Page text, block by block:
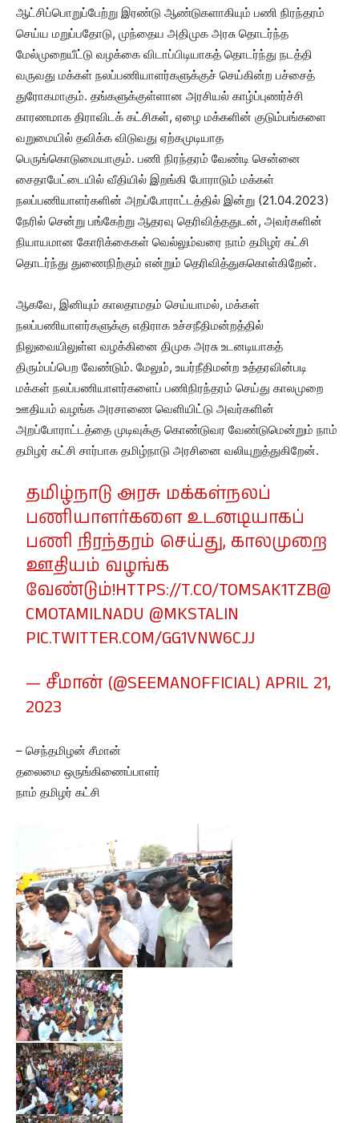
ஆட்சிப்பொறுப்பேற்று இரண்டு ஆண்டுகளாகியும் பணி நிரந்தரம்
செய்ய மறுப்பதோடு, முந்தைய அதிமுக அரசு தொடர்ந்த
மேல்முறையீட்டு வழக்கை விடாப்பிடியாகத் தொடர்ந்து நடத்தி
வருவது மக்கள் நலப்பணியாளர்களுக்குச் செய்கின்ற பச்சைத்
துரோகமாகும். தங்களுக்குள்ளான அரசியல் காழ்ப்புணர்ச்சி
காரணமாக திராவிடக் கட்சிகள், ஏழை மக்களின் குடும்பங்களை
வறுமையில் தவிக்க விடுவது ஏற்கமுடியாத
பெருங்கொடுமையாகும். பணி நிரந்தரம் வேண்டி சென்னை
சைதாபேட்டையில் வீதியில் இறங்கி போராடும் மக்கள்
நலப்பணியாளர்களின் அறப்போராட்டத்தில் இன்று (21.04.2023)
நேரில் சென்று பங்கேற்று ஆதரவு தெரிவித்ததுடன், அவர்களின்
நியாயமான கோரிக்கைகள் வெல்லும்வரை நாம் தமிழர் கட்சி
தொடர்ந்து துணைநிற்கும் என்றும் தெரிவித்துககொள்கிறேன்.
ஆகவே, இனியும் காலதாமதம் செய்யாமல், மக்கள்
நலப்பணியாளர்களுக்கு எதிராக உச்சநீதிமன்றத்தில்
நிலுவையிலுள்ள வழக்கினை திமுக அரசு உடனடியாகத்
திரும்பப்பெற வேண்டும். மேலும், உயர்நீதிமன்ற உத்தரவின்படி
மக்கள் நலப்பணியாளர்களைப் பணிநிரந்தரம் செய்து காலமுறை
ஊதியம் வழங்க அரசாணை வெளியிட்டு அவர்களின்
அறப்போராட்டத்தை முடிவுக்கு கொண்டுவர வேண்டுமென்றும் நாம்
தமிழர் கட்சி சார்பாக தமிழ்நாடு அரசினை வலியுறுத்துகிறேன்.
தமிழ்நாடு அரசு மக்கள்நலப்
பணியாளர்களை உடனடியாகப்
பணி நிரந்தரம் செய்து, காலமுறை
ஊதியம் வழங்க
வேண்டும்!HTTPS://T.CO/TOMSAK1TZB@
CMOTAMILNADU @MKSTALIN
PIC.TWITTER.COM/GG1VNW6CJJ
— சீமான் (@SEEMANOFFICIAL)APRIL 21,
2023
– செந்தமிழன் சீமான்
தலைமை ஒருங்கிணைப்பாளர்
நாம் தமிழர் கட்சி